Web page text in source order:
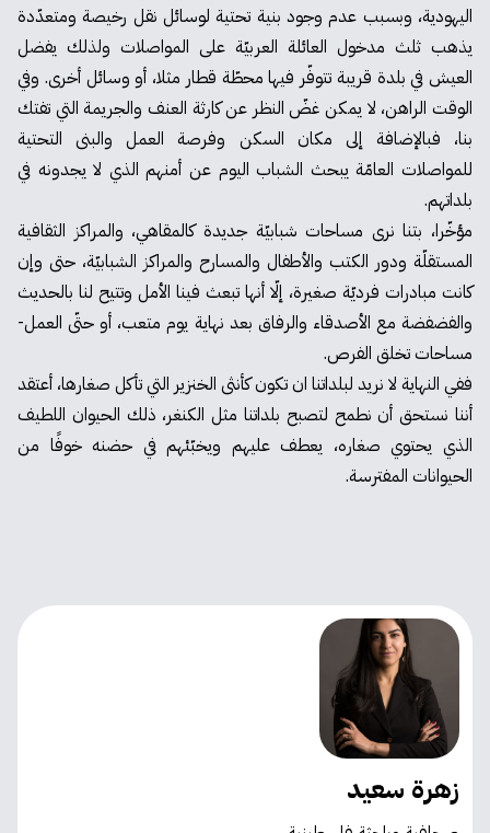
اليهودية، وبسبب عدم وجود بنية تحتية لوسائل نقل رخيصة ومتعدّدة
يذهب ثلث مدخول العائلة العربيّة على المواصلات ولذلك يفضل
العيش في بلدة قريبة تتوفّر فيها محطّة قطار مثلا، أو وسائل أخرى. وفي
الوقت الراهن، لا يمكن غضّ النظر عن كارثة العنف والجريمة التي تفتك
بنا، فبالإضافة إلى مكان السكن وفرصة العمل والبنى التحتية
للمواصلات العامّة يبحث الشباب اليوم عن أمنهم الذي لا يجدونه في
بلداتهم.
مؤخّرا، بتنا نرى مساحات شبابيّة جديدة كالمقاهي، والمراكز الثقافية
المستقلّة ودور الكتب والأطفال والمسارح والمراكز الشبابيّة، حتى وإن
كانت مبادرات فرديّة صغيرة، إلّا أنها تبعث فينا الأمل وتتيح لنا بالحديث
والفضفضة مع الأصدقاء والرفاق بعد نهاية يوم متعب، أو حتّى العمل-
مساحات تخلق الفرص.
ففي النهاية لا نريد لبلداتنا ان تكون كأنثى الخنزير التي تأكل صغارها، أعتقد
أننا نستحق أن نطمح لتصبح بلداتنا مثل الكنغر، ذلك الحيوان اللطيف
الذي يحتوي صغاره، يعطف عليهم ويخبّئهم في حضنه خوفًا من
الحيوانات المفترسة.
زهرة سعيد